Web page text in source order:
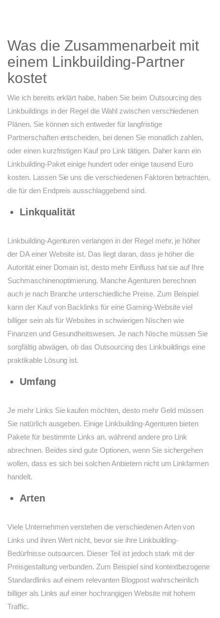
Was die Zusammenarbeit mit
einem Linkbuilding-Partner
kostet
Wie ich bereits erklärt habe, haben Sie beim Outsourcing des
Linkbuildings in der Regel die Wahl zwischen verschiedenen
Plänen. Sie können sich entweder für langfristige
Partnerschaften entscheiden, bei denen Sie monatlich zahlen,
oder einen kurzfristigen Kauf pro Link tätigen. Daher kann ein
Linkbuilding-Paket einige hundert oder einige tausend Euro
kosten. Lassen Sie uns die verschiedenen Faktoren betrachten,
die für den Endpreis ausschlaggebend sind.
Linkqualität
Linkbuilding-Agenturen verlangen in der Regel mehr, je höher
der DA einer Website ist. Das liegt daran, dass je höher die
Autorität einer Domain ist, desto mehr Einfluss hat sie auf Ihre
Suchmaschinenoptimierung. Manche Agenturen berechnen
auch je nach Branche unterschiedliche Preise. Zum Beispiel
kann der Kauf von Backlinks für eine Gaming-Website viel
billiger sein als für Websites in schwierigen Nischen wie
Finanzen und Gesundheitswesen. Je nach Nische müssen Sie
sorgfältig abwägen, ob das Outsourcing des Linkbuildings eine
praktikable Lösung ist.
Umfang
Je mehr Links Sie kaufen möchten, desto mehr Geld müssen
Sie natürlich ausgeben. Einige Linkbuilding-Agenturen bieten
Pakete für bestimmte Links an, während andere pro Link
abrechnen. Beides sind gute Optionen, wenn Sie sichergehen
wollen, dass es sich bei solchen Anbietern nicht um Linkfarmen
handelt.
Arten
Viele Unternehmen verstehen die verschiedenen Arten von
Links und ihren Wert nicht, bevor sie ihre Linkbuilding-
Bedürfnisse outsourcen. Dieser Teil ist jedoch stark mit der
Preisgestaltung verbunden. Zum Beispiel sind kontextbezogene
Standardlinks auf einem relevanten Blogpost wahrscheinlich
billiger als Links auf einer hochrangigen Website mit hohem
Traffic.